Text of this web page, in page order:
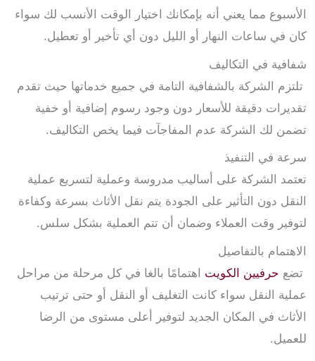
الأسبوع مما يعني أنه بإمكانك اختيار الوقت الأنسب لك سواء
كان في ساعات النهار أو الليل دون أي تأخير أو تعطيل.
شفافية في التكاليف
تلتزم الشركة بالشفافية التامة في جميع خدماتها حيث تقدم
تقديرات دقيقة للأسعار دون وجود رسوم إضافية أو خفية
تضمن لك الشركة عدم المفاجآت فيما يخص التكاليف.
سرعة في التنفيذ
تعتمد الشركة على أساليب مدروسة وعملية لتسريع عملية
النقل دون التأثير على الجودة يتم نقل الأثاث بسرعة وكفاءة
لتوفير وقت العملاء وضمان أن تتم العملية بشكل سلس.
الاهتمام بالتفاصيل
تضع حرفيين الكويت اهتمامًا بالغا في كل مرحلة من مراحل
عملية النقل سواء كانت التغليف أو النقل أو حتى ترتيب
الأثاث في المكان الجديد لتوفير أعلى مستوى من الرضا
للعميل.